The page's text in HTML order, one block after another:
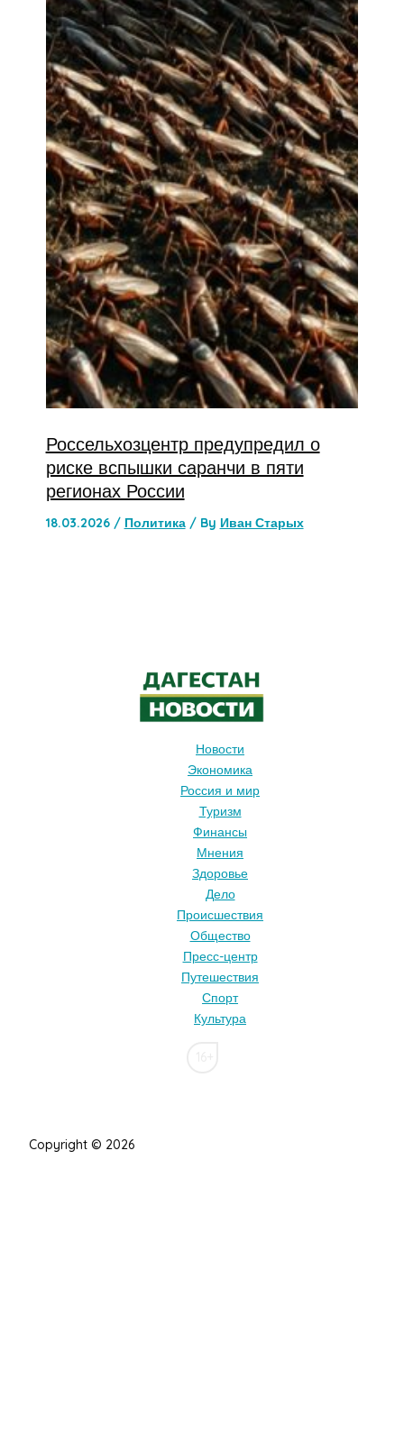
Россельхозцентр предупредил о
риске вспышки саранчи в пяти
регионах России
18.03.2026 / Политика/ By Иван Старых
Новости
Экономика
Россия и мир
Туризм
Финансы
Мнения
Здоровье
Дело
Происшествия
Общество
Пресс-центр
Путешествия
Спорт
Культура
Copyright © 2026